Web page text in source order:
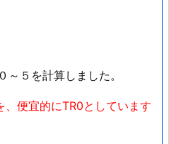
５を計算しました。
便宜的にTR0としています